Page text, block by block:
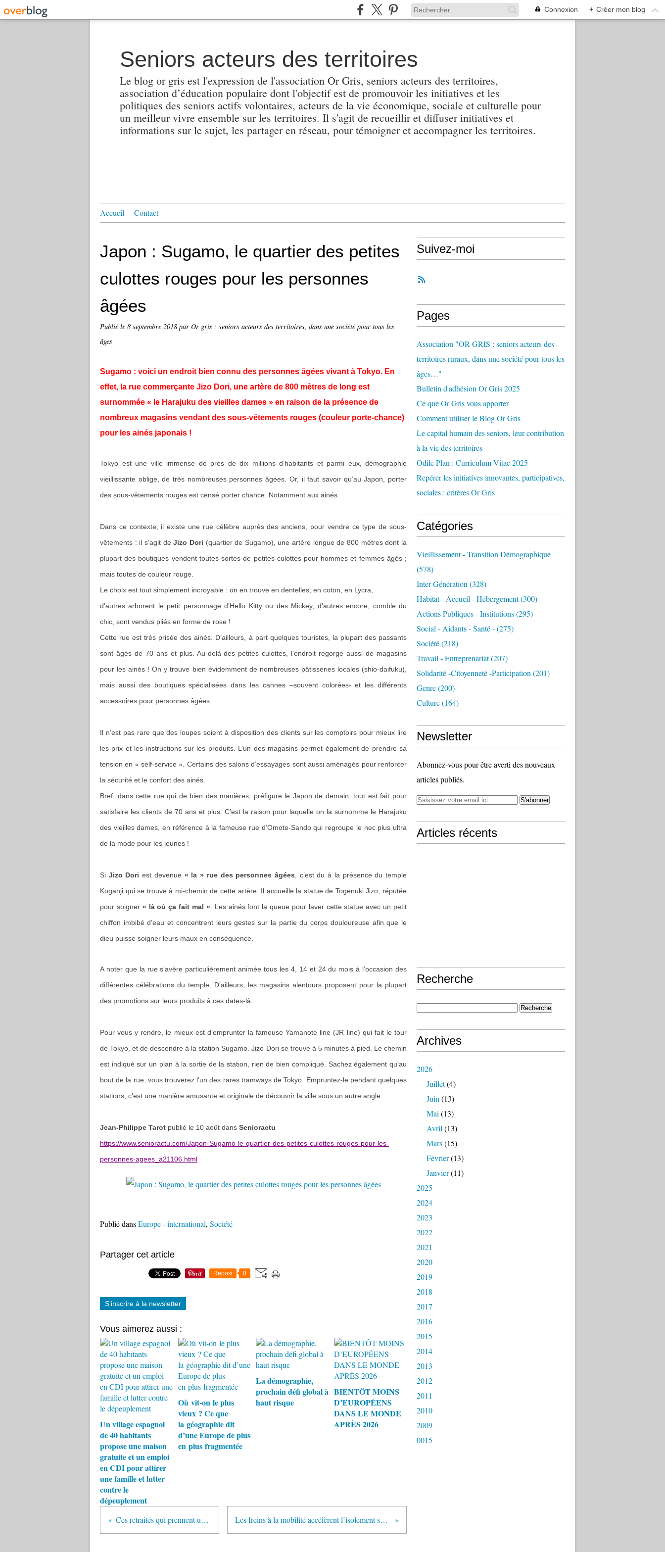
Connexion + Créer mon blog
Seniors acteurs des territoires
Le blog or gris est l'expression de l'association Or Gris, seniors acteurs des territoires,
association d’éducation populaire dont l'objectif est de promouvoir les initiatives et les
politiques des seniors actifs volontaires, acteurs de la vie économique, sociale et culturelle pour
un meilleur vivre ensemble sur les territoires. Il s'agit de recueillir et diffuser initiatives et
informations sur le sujet, les partager en réseau, pour témoigner et accompagner les territoires.
Accueil Contact
Japon : Sugamo, le quartier des petites
culottes rouges pour les personnes
âgées
Publié le 8 septembre 2018 par Or gris : seniors acteurs des territoires, dans une société pour tous les
âges
Sugamo : voici un endroit bien connu des personnes âgées vivant à Tokyo. En
effet, la rue commerçante Jizo Dori, une artère de 800 mètres de long est
surnommée « le Harajuku des vieilles dames » en raison de la présence de
nombreux magasins vendant des sous-vêtements rouges (couleur porte-chance)
pour les ainés japonais !
Tokyo est une ville immense de près de dix millions d’habitants et parmi eux, démographie
vieillissante oblige, de très nombreuses personnes âgées. Or, il faut savoir qu’au Japon, porter
des sous-vêtements rouges est censé porter chance. Notamment aux ainés.
Dans ce contexte, il existe une rue célèbre auprès des anciens, pour vendre ce type de sous-
vêtements : il s’agit deJizo Dori (quartier de Sugamo), une artère longue de 800 mètres dont la
plupart des boutiques vendent toutes sortes de petites culottes pour hommes et femmes âgés ;
mais toutes de couleur rouge.
Le choix est tout simplement incroyable : on en trouve en dentelles, en coton, en Lycra,
d’autres arborent le petit personnage d’Hello Kitty ou des Mickey, d’autres encore, comble du
chic, sont vendus pliés en forme de rose !
Cette rue est très prisée des ainés. D’ailleurs, à part quelques touristes, la plupart des passants
sont âgés de 70 ans et plus. Au-delà des petites culottes, l’endroit regorge aussi de magasins
pour les ainés ! On y trouve bien évidemment de nombreuses pâtisseries locales (shio-daifuku),
mais aussi des boutiques spécialisées dans les cannes –souvent colorées- et les différents
accessoires pour personnes âgées.
Il n’est pas rare que des loupes soient à disposition des clients sur les comptoirs pour mieux lire
les prix et les instructions sur les produits. L’un des magasins permet également de prendre sa
tension en « self-service ». Certains des salons d’essayages sont aussi aménagés pour renforcer
la sécurité et le confort des ainés.
Bref, dans cette rue qui de bien des manières, préfigure le Japon de demain, tout est fait pour
satisfaire les clients de 70 ans et plus. C’est la raison pour laquelle on la surnomme le Harajuku
des vieilles dames, en référence à la fameuse rue d’Omote-Sando qui regroupe le nec plus ultra
de la mode pour les jeunes !
Si Jizo Dori est devenue « la » rue des personnes âgées , c’est du à la présence du temple
Koganji qui se trouve à mi-chemin de cette artère. Il accueille la statue de Togenuki Jizo, réputée
pour soigner « là où ça fait mal » . Les ainés font la queue pour laver cette statue avec un petit
chiffon imbibé d’eau et concentrent leurs gestes sur la partie du corps douloureuse afin que le
dieu puisse soigner leurs maux en conséquence.
A noter que la rue s’avère particulièrement animée tous les 4, 14 et 24 du mois à l’occasion des
différentes célébrations du temple. D’ailleurs, les magasins alentours proposent pour la plupart
des promotions sur leurs produits à ces dates-là.
Pour vous y rendre, le mieux est d’emprunter la fameuse Yamanote line (JR line) qui fait le tour
de Tokyo, et de descendre à la station Sugamo. Jizo Dori se trouve à 5 minutes à pied. Le chemin
est indiqué sur un plan à la sortie de la station, rien de bien compliqué. Sachez également qu’au
bout de la rue, vous trouverez l’un des rares tramways de Tokyo. Empruntez-le pendant quelques
stations, c’est une manière amusante et originale de découvrir la ville sous un autre angle.
Jean-Philippe Tarot publié le 10 août dans Senioractu
https://www.senioractu.com/Japon-Sugamo-le-quartier-des-petites-culottes-rouges-pour-les-
personnes-agees_a21106.html
Publié dansEurope - international, Société
Partager cet article
Repost 0
S'inscrire à la newsletter
Vous aimerez aussi :
Un village espagnol
de 40 habitants
propose une maison
gratuite et un emploi
en CDI pour attirer
une famille et lutter
contre le
dépeuplement
Où vit-on le plus
vieux ? Ce que
la géographie dit
d’une Europe de plus
en plus fragmentée
La démographie,
prochain défi global à
haut risque
BIENTÔT MOINS
D’EUROPÉENS
DANS LE MONDE
APRÈS 2026
Ces retraités qui prennent un nouveau départ Les freins à la mobilité accélèrent l’isolement social des personnes âgées
Suivez-moi
Pages
Association "OR GRIS : seniors acteurs des
territoires ruraux, dans une société pour tous les
âges…"
Bulletin d'adhésion Or Gris 2025
Ce que Or Gris vous apporter
Comment utiliser le Blog Or Gris
Le capital humain des seniors, leur contribution
à la vie des territoires
Odile Plan : Curriculum Vitae 2025
Repérer les initiatives innovantes, participatives,
sociales : critères Or Gris
Catégories
Vieillissement - Transition Démographique
(578)
Inter Génération (328)
Habitat - Accueil - Hébergement(300)
Actions Publiques - Institutions(295)
Social - Aidants - Santé -(275)
Société(218)
Travail - Entreprenariat(207)
Solidarité -citoyenneté -participation (201)
Genre(200)
Culture(164)
Newsletter
Abonnez-vous pour être averti des nouveaux
articles publiés.
Articles récents
Recherche
Archives
2026
Juillet(4)
Juin (13)
Mai (13)
Avril (13)
Mars(15)
Février(13)
Janvier(11)
2025
2024
2023
2022
2021
2020
2019
2018
2017
2016
2015
2014
2013
2012
2011
2010
2009
0015